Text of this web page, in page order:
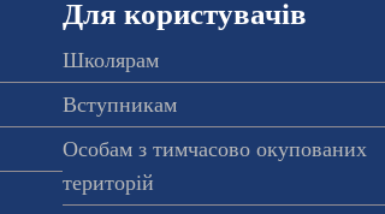
Для користувачів
Школярам
Вступникам
Особам з тимчасово окупованих
територій